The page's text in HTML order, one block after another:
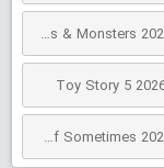
دانلود انیمیشن مینیون‌ ها و هیولاها دوبله فارسی Minions & Monsters 2026
دانلود انیمیشن سرزمین گاهی اوقات دوبله فارسی The Land of Sometimes 2026